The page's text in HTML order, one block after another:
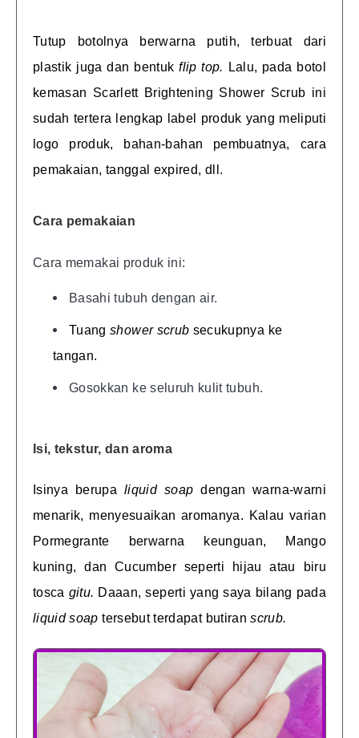
Tutup botolnya berwarna putih, terbuat dari
plastik juga dan bentukflip top.
Lalu, pada botol
kemasan Scarlett Brightening Shower Scrub ini
sudah tertera lengkap label produk yang meliputi
logo produk, bahan-bahan pembuatnya, cara
pemakaian, tanggal expired, dll.
Cara pemakaian
Cara memakai produk ini:
Basahi tubuh dengan air.
Tuangshower scrub secukupnya ke
tangan.
Gosokkan ke seluruh kulit tubuh.
Isi, tekstur, dan aroma
Isinya berupa liquid soapdengan warna-warni
menarik, menyesuaikan aromanya. Kalau varian
Pormegrante berwarna keunguan, Mango
kuning, dan Cucumber seperti hijau atau biru
tosca gitu. Daaan, seperti yang saya bilang pada
liquid soaptersebut terdapat butiranscrub.